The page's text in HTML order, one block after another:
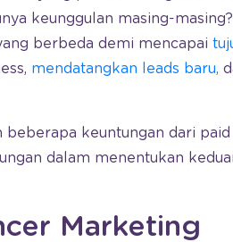
keunggulan masing-
berbeda demi mencapai
mendatangkan leads baru,
keuntungan dari
dalam menentukan
Marketing